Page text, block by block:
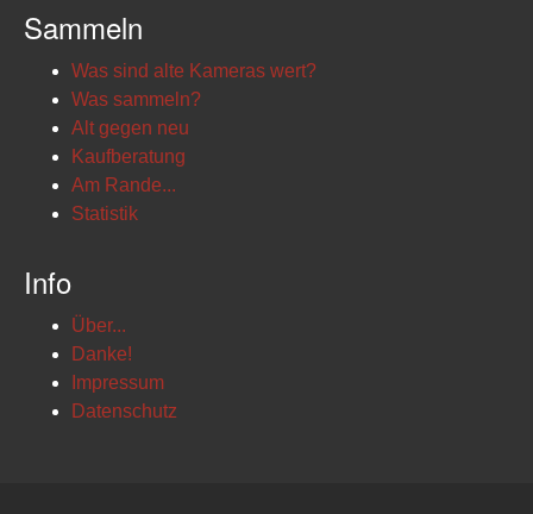
Sammeln
Was sind alte Kameras wert?
Was sammeln?
Alt gegen neu
Kaufberatung
Am Rande...
Statistik
Info
Über...
Danke!
Impressum
Datenschutz